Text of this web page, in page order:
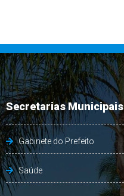
Secretarias Municipais
Gabinete do Prefeito
Saúde